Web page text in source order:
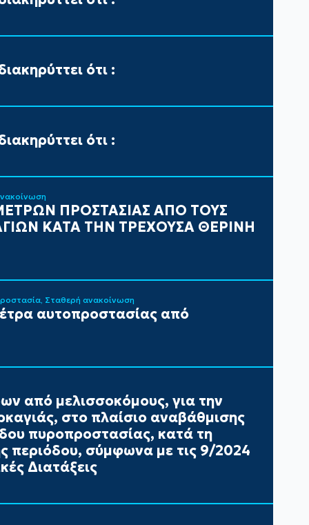
ότι :
ότι :
ΠΡΟΣΤΑΣΙΑΣ ΑΠΟ ΤΟΥΣ
ΚΑΤΑ ΤΗΝ ΤΡΕΧΟΥΣΑ ΘΕΡΙΝΗ
Σταθερή ανακοίνωση
αυτοπροστασίας από
από μελισσοκόμους, για την
στο πλαίσιο αναβάθμισης
πυροπροστασίας, κατά τη
περιόδου, σύμφωνα με τις 9/2024
Διατάξεις